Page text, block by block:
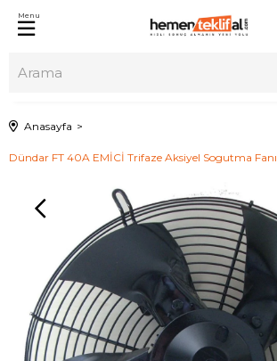
Menu
Anasayfa
Dündar FT 40A EMİCİ Trifaze Aksiyel Sogutma